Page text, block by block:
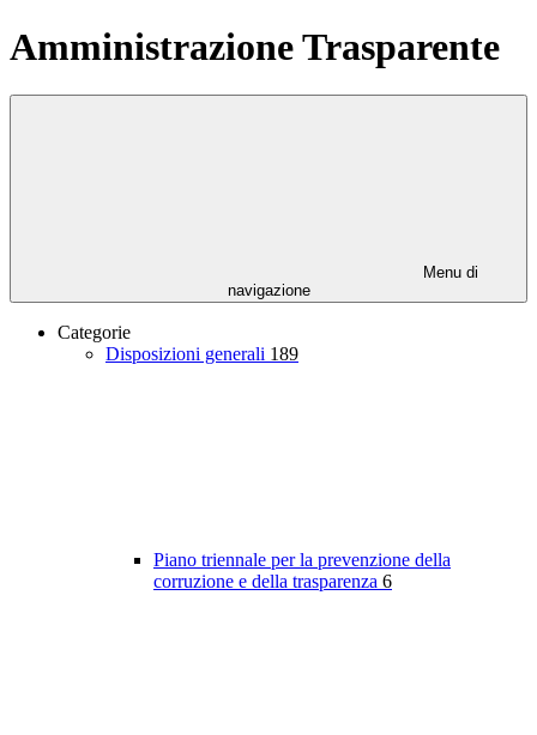
Amministrazione Trasparente
Menu di
navigazione
Categorie
Disposizioni generali 189
Piano triennale per la prevenzione della
corruzione e della trasparenza 6